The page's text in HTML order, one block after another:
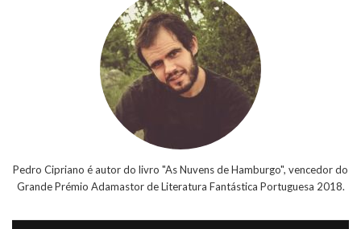
Pedro Cipriano é autor do livro "As Nuvens de Hamburgo", vencedor do
Grande Prémio Adamastor de Literatura Fantástica Portuguesa 2018.